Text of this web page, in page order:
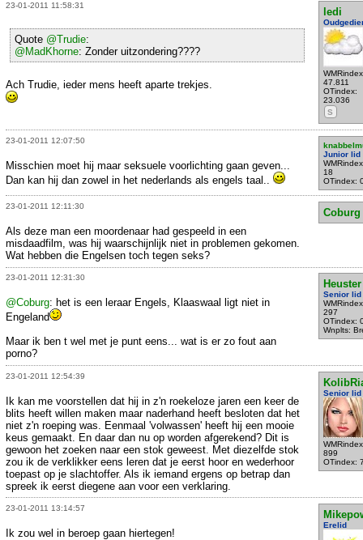
23-01-2011 11:58:31
ledi
47.811
OTindex:
23.036
S
Quote @Trudie:
@MadKhorne: Zonder uitzondering????
Ach Trudie, ieder mens heeft aparte trekjes.
23-01-2011 12:07:50
Junior lid
18
OTindex:
Misschien moet hij maar seksuele voorlichting gaan geven...
Dan kan hij dan zowel in het nederlands als engels taal..
23-01-2011 12:11:30
Coburg
Als deze man een moordenaar had gespeeld in een
misdaadfilm, was hij waarschijnlijk niet in problemen gekomen.
Wat hebben die Engelsen toch tegen seks?
23-01-2011 12:31:30
Heuster
Senior lid
297
OTindex:
Wnplts:
@Coburg: het is een leraar Engels, Klaaswaal ligt niet in
Engeland
Maar ik ben t wel met je punt eens... wat is er zo fout aan
porno?
23-01-2011 12:54:39
Senior lid
899
OTindex:
Ik kan me voorstellen dat hij in z'n roekeloze jaren een keer de
blits heeft willen maken maar naderhand heeft besloten dat het
niet z'n roeping was. Eenmaal 'volwassen' heeft hij een mooie
keus gemaakt. En daar dan nu op worden afgerekend? Dit is
gewoon het zoeken naar een stok geweest. Met diezelfde stok
zou ik de verklikker eens leren dat je eerst hoor en wederhoor
toepast op je slachtoffer. Als ik iemand ergens op betrap dan
spreek ik eerst diegene aan voor een verklaring.
23-01-2011 13:14:57
Erelid
Ik zou wel in beroep gaan hiertegen!